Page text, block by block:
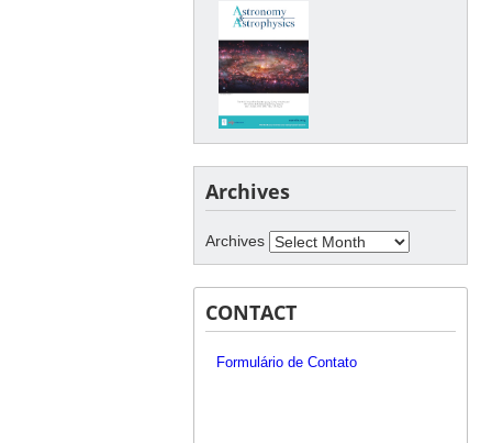
Archives
Archives
CONTACT
Formulário de Contato